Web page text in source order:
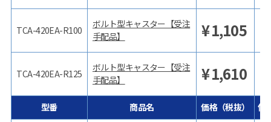
TCA-420EA-R100
TCA-420EA-R125
型番
ボルト型キャスター【受注
手配品】
¥1,105
ボルト型キャスター【受注
手配品】
¥1,610
商品名 価格（税抜） 価